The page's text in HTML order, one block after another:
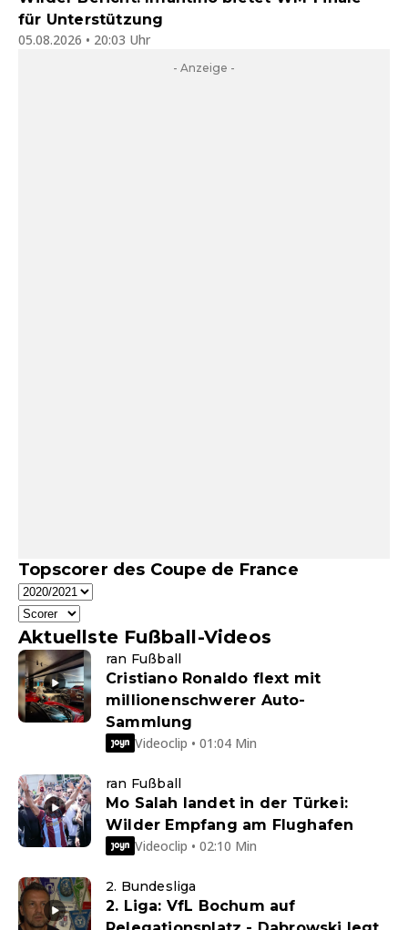
für Unterstützung
05.08.2026 • 20:03 Uhr
- Anzeige -
Topscorer des Coupe de France
Aktuellste Fußball-Videos
ran Fußball
Cristiano Ronaldo flext mit
millionenschwerer Auto-
Sammlung
Videoclip • 01:04 Min
ran Fußball
Mo Salah landet in der Türkei:
Wilder Empfang am Flughafen
Videoclip • 02:10 Min
2. Bundesliga
2. Liga: VfL Bochum auf